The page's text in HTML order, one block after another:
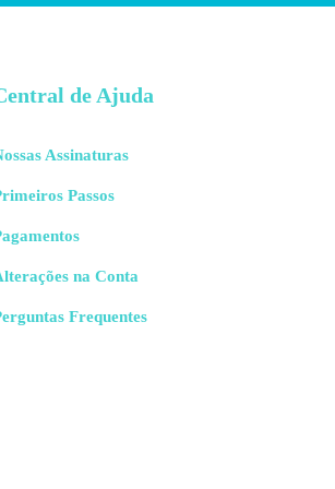
de Ajuda
Assinaturas
Passos
na Conta
Frequentes